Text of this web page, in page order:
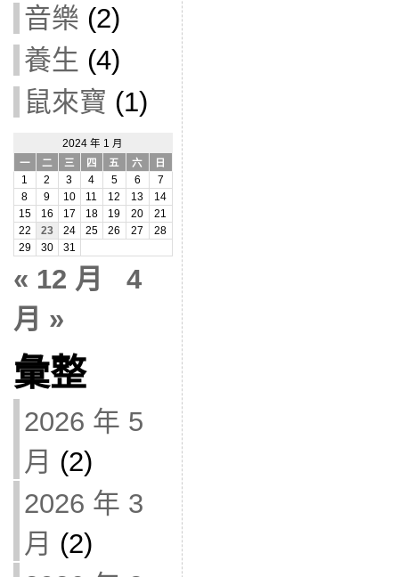
音樂 (2)
養生 (4)
鼠來寶 (1)
2024 年 1 月
一
二 三 四 五 六
日
1
2 3 4 5 6
7
8
9 10 11 12 13
14
15
16 17 18 19 20
21
22
23 24 25 26 27
28
29
30 31
« 12 月
4
月 »
彙整
2026 年 5
月 (2)
2026 年 3
月 (2)